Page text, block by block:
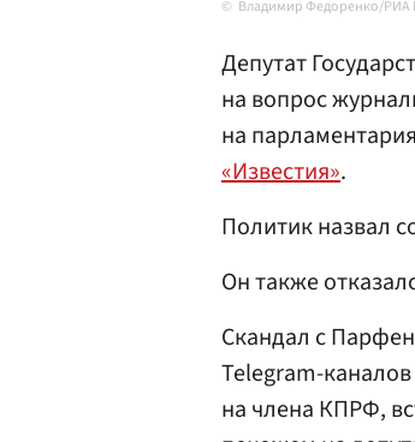
Владимир Федоренко/РИА
Депутат
на вопрос
на
«Известия».
Политик назвал
Он также
Скандал с
Telegram-
на члена КПРФ,